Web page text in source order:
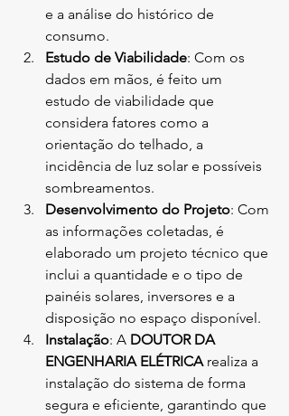
e a análise do histórico de
consumo.
Estudo de Viabilidade: Com os
dados em mãos, é feito um
estudo de viabilidade que
considera fatores como a
orientação do telhado, a
incidência de luz solar e possíveis
sombreamentos.
Desenvolvimento do Projeto: Com
as informações coletadas, é
elaborado um projeto técnico que
inclui a quantidade e o tipo de
painéis solares, inversores e a
disposição no espaço disponível.
Instalação: A DOUTOR DA
ENGENHARIA ELÉTRICA realiza a
instalação do sistema de forma
segura e eficiente, garantindo que